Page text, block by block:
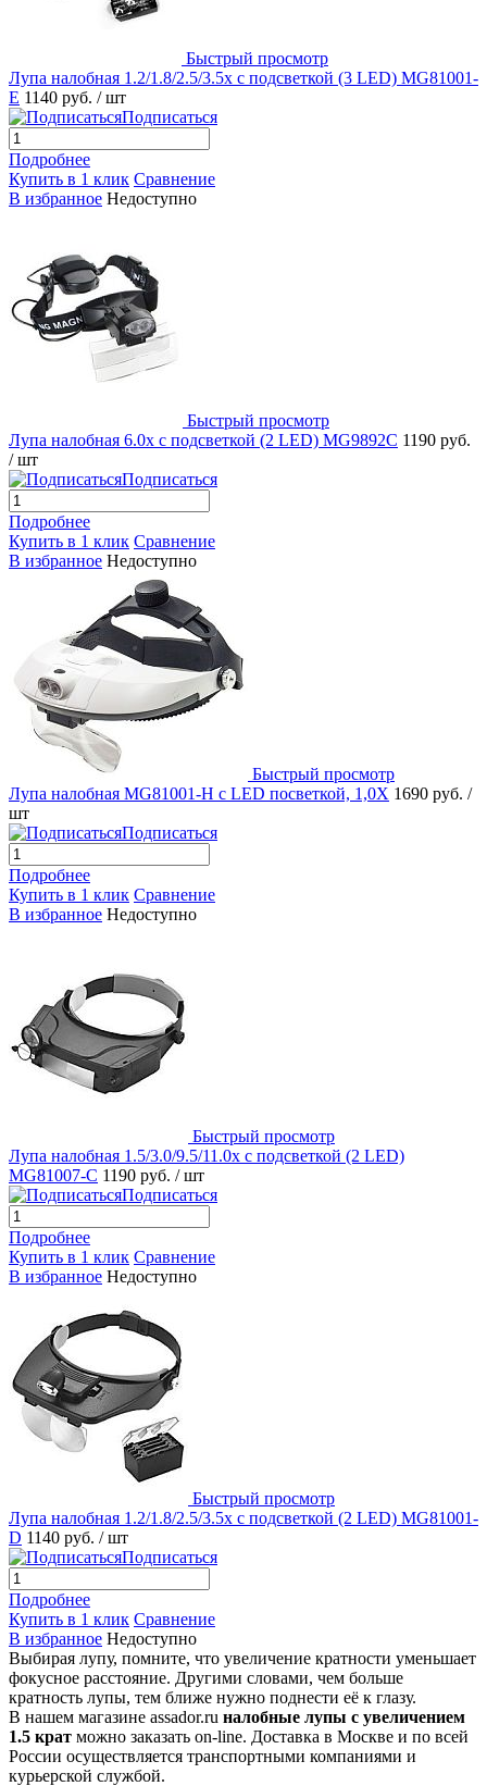
Быстрый просмотр
Лупа налобная 1.2/1.8/2.5/3.5x с подсветкой (3 LED) MG81001-
E 1140 руб. / шт
Подписаться
Подробнее
Купить в 1 клик Сравнение
В избранное Недоступно
Быстрый просмотр
Лупа налобная 6.0x с подсветкой (2 LED) MG9892C 1190 руб.
/ шт
Подписаться
Подробнее
Купить в 1 клик Сравнение
В избранное Недоступно
Быстрый просмотр
Лупа налобная MG81001-H с LED посветкой, 1,0Х 1690 руб. /
шт
Подписаться
Подробнее
Купить в 1 клик Сравнение
В избранное Недоступно
Быстрый просмотр
Лупа налобная 1.5/3.0/9.5/11.0x с подсветкой (2 LED)
MG81007-C 1190 руб. / шт
Подписаться
Подробнее
Купить в 1 клик Сравнение
В избранное Недоступно
Быстрый просмотр
Лупа налобная 1.2/1.8/2.5/3.5x с подсветкой (2 LED) MG81001-
D 1140 руб. / шт
Подписаться
Подробнее
Купить в 1 клик Сравнение
В избранное Недоступно
Выбирая лупу, помните, что увеличение кратности уменьшает
фокусное расстояние. Другими словами, чем больше
кратность лупы, тем ближе нужно поднести её к глазу.
В нашем магазине assador.ru налобные лупы с увеличением
1.5 крат можно заказать on-line. Доставка в Москве и по всей
России осуществляется транспортными компаниями и
курьерской службой.